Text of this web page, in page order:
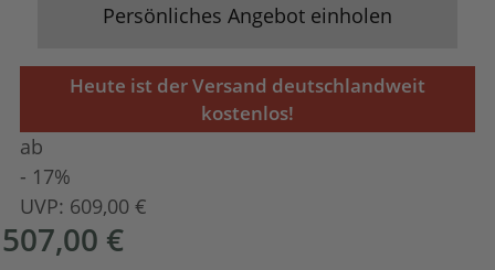
Persönliches Angebot einholen
Heute ist der Versand deutschlandweit
kostenlos!
ab
- 17%
UVP: 609,00 €
507,00 €